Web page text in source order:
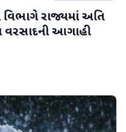
વિભાગે રાજ્યમાં અતિ
આગાહી